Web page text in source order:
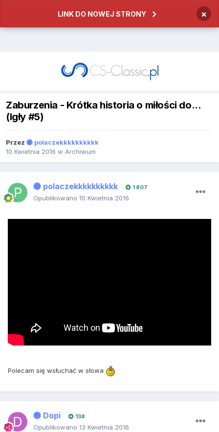
LINK DO NOWEJ STRONY ×
Zaburzenia - Krótka historia o miłości do...
(Igły #5)
Przez
polaczekkkkkkkkkk
10 Kwietnia 2016 w Archiwum
polaczekkkkkkkkkk 1 807
Opublikowano 10 Kwietnia 2016
Polecam się wsłuchać w słowa
Dopi 138
Opublikowano 13 Kwietnia 2016